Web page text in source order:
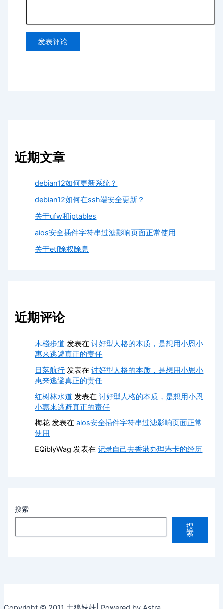
近期文章
debian12如何更新系统？
debian12如何在ssh端安全更新？
关于ufw和iptables
aios安全插件字符串过滤影响页面正常使用
关于etf除权除息
近期评论
木棧步道 发表在讨好型人格的本质，是想用小恩小
惠来逃避真正的责任
日落航行 发表在讨好型人格的本质，是想用小恩小
惠来逃避真正的责任
红树林水道 发表在讨好型人格的本质，是想用小恩
小惠来逃避真正的责任
梅花 发表在aios安全插件字符串过滤影响页面正常
使用
EQiblyWag 发表在记录自己去香港办理港卡的经历
搜索
搜
索